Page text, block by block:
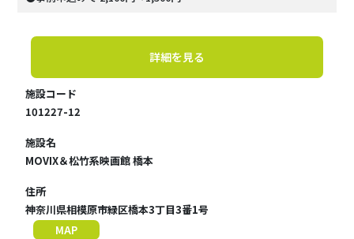
詳細を見る
施設コード
101227-12
施設名
MOVIX＆松竹系映画館 橋本
住所
神奈川県相模原市緑区橋本3丁目3番1号
MAP